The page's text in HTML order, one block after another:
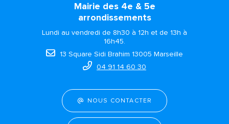
Mairie des 4e & 5e
arrondissements
Lundi au vendredi de 8h30 à 12h et de 13h à
16h45.
13 Square Sidi Brahim 13005 Marseille
04 91 14 60 30
NOUS CONTACTER